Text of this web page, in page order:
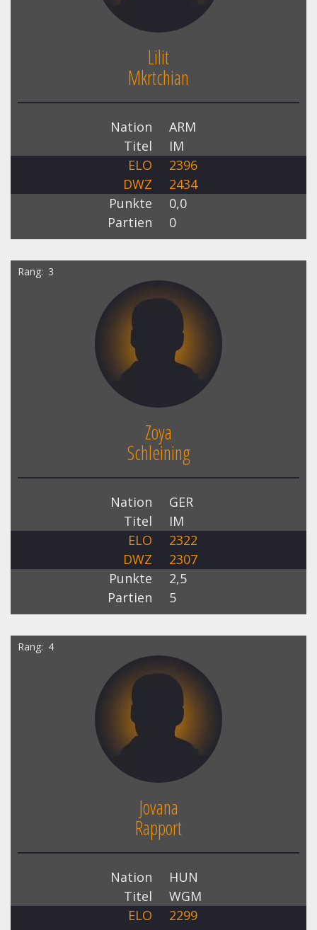
Lilit
Mkrtchian
Nation
ARM
Titel
IM
ELO
2396
DWZ
2434
Punkte
0,0
Partien
0
Rang 3
Zoya
Schleining
Nation
GER
Titel
IM
ELO
2322
DWZ
2307
Punkte
2,5
Partien
5
Rang 4
Jovana
Rapport
Nation
HUN
Titel
WGM
ELO
2299